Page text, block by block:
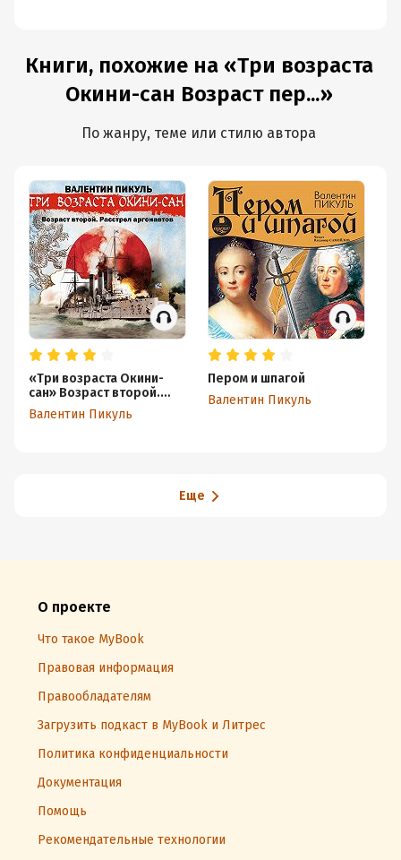
Книги, похожие на «Три возраста
Окини-сан Возраст пер...»
По жанру, теме или стилю автора
«Три возраста Окини-
сан» Возраст второй.
Расстрел аргонавтов
Валентин Пикуль
Пером и шпагой
Валентин Пикуль
Еще
О проекте
Что такое MyBook
Правовая информация
Правообладателям
Загрузить подкаст в MyBook и Литрес
Политика конфиденциальности
Документация
Помощь
Рекомендательные технологии